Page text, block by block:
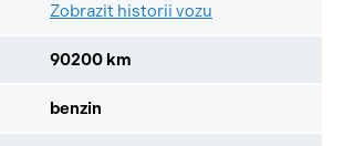
Zobrazit historii vozu
90200 km
benzin